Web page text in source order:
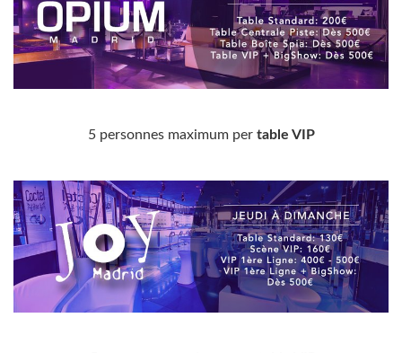
5 personnes maximum per table VIP